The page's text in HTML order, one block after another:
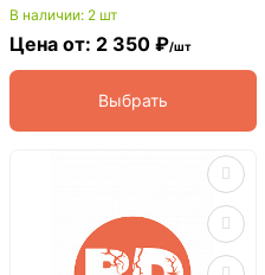
В наличии: 2 шт
Цена от: 2 350 ₽/шт
Выбрать